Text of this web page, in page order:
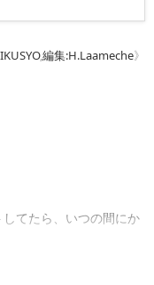
,編集:H.Laameche》
てたら、いつの間にか